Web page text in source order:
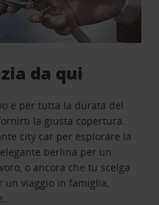
da qui
e per tutta la durata del
la giusta copertura.
city car per esplorare la
berlina per un
o ancora che tu scelga
un viaggio in famiglia,